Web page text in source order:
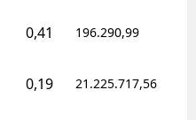
Kırşehir
0,41 196.290,99
0,19 21.225.717,56